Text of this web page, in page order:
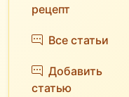
рецепт
Все статьи
Добавить
статью